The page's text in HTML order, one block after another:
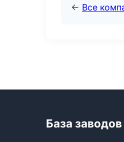
← Все
База